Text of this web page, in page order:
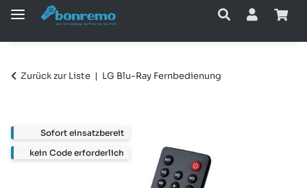
Zurück zur Liste LG Blu-Ray Fernbedienung